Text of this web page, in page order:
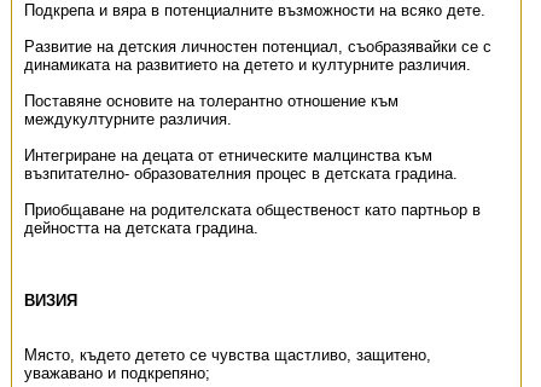
Подкрепа и вяра в потенциалните възможности на всяко дете.
Развитие на детския личностен потенциал, съобразявайки се с
динамиката на развитието на детето и културните различия.
Поставяне основите на толерантно отношение към
междукултурните различия.
Интегриране на децата от етническите малцинства към
възпитателно- образователния процес в детската градина.
Приобщаване на родителската общественост като партньор в
дейността на детската градина.
ВИЗИЯ
Място, където детето се чувства щастливо, защитено,
уважавано и подкрепяно;